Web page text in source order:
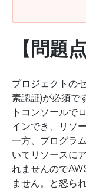
【問題点
プロジェクトの
素認証)が必須で
トコンソールで
インでき、リソ
一方、プログラ
いてリソースに
れませんので
ません。と怒られ